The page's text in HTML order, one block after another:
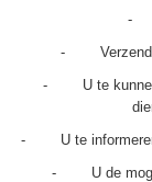
-
- Verzenden
- U te kunnen
- U te informeren
- U de